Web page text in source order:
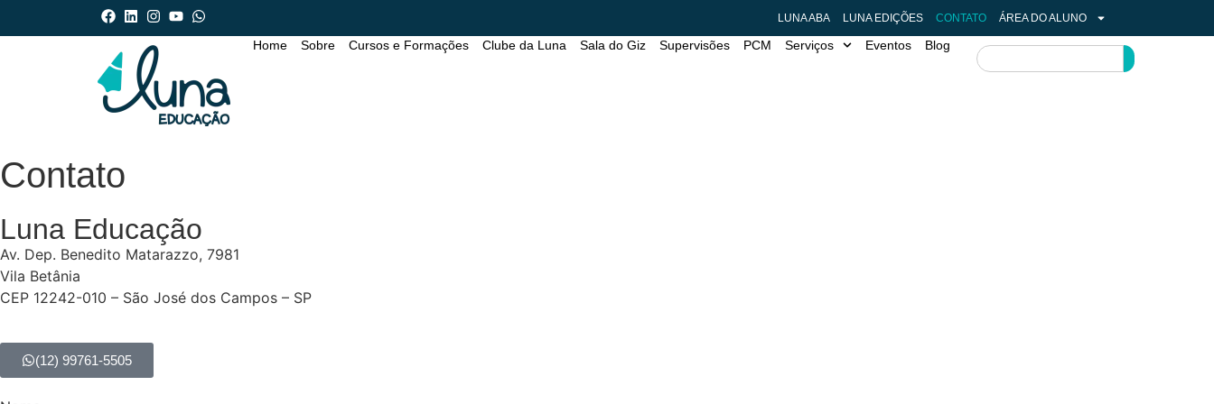
LUNA ABA LUNA EDIÇÕES CONTATO ÁREA DO ALUNO
Home Sobre Cursos e Formações Clube da Luna Sala do Giz Supervisões PCM Serviços Eventos Blog
Contato
Luna Educação
Av. Dep. Benedito Matarazzo, 7981
Vila Betânia
CEP 12242-010 – São José dos Campos – SP
(12) 99761-5505